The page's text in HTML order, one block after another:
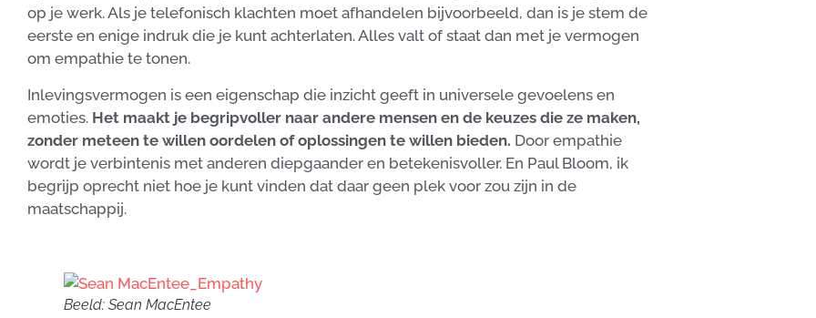
op je werk. Als je telefonisch klachten moet afhandelen bijvoorbeeld, dan is je stem de
eerste en enige indruk die je kunt achterlaten. Alles valt of staat dan met je vermogen
om empathie te tonen.
Inlevingsvermogen is een eigenschap die inzicht geeft in universele gevoelens en
emoties. Het maakt je begripvoller naar andere mensen en de keuzes die ze maken,
zonder meteen te willen oordelen of oplossingen te willen bieden. Door empathie
wordt je verbintenis met anderen diepgaander en betekenisvoller. En Paul Bloom, ik
begrijp oprecht niet hoe je kunt vinden dat daar geen plek voor zou zijn in de
maatschappij.
Beeld: Sean MacEntee